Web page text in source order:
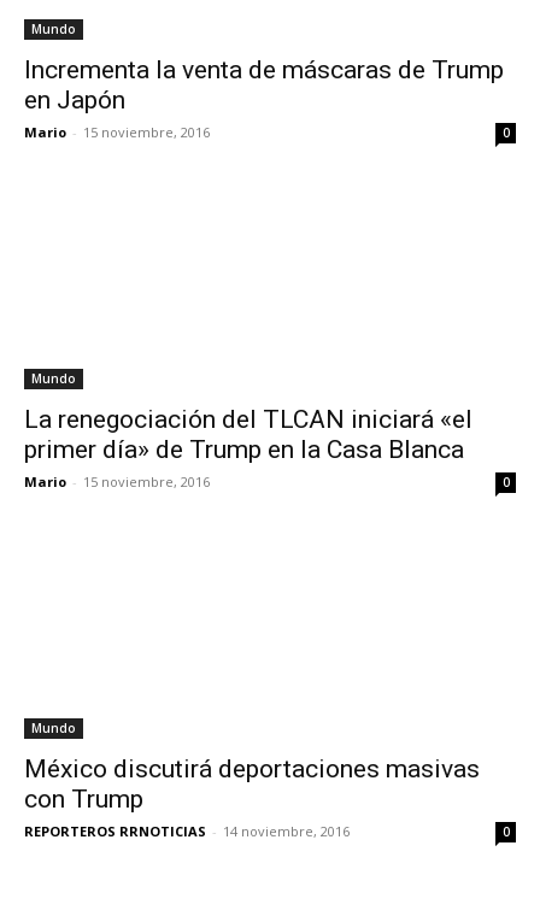
Mundo
Incrementa la venta de máscaras de Trump
en Japón
Mario - 15 noviembre, 2016 0
Mundo
La renegociación del TLCAN iniciará «el
primer día» de Trump en la Casa Blanca
Mario - 15 noviembre, 2016 0
Mundo
México discutirá deportaciones masivas
con Trump
REPORTEROS RRNOTICIAS - 14 noviembre, 2016 0